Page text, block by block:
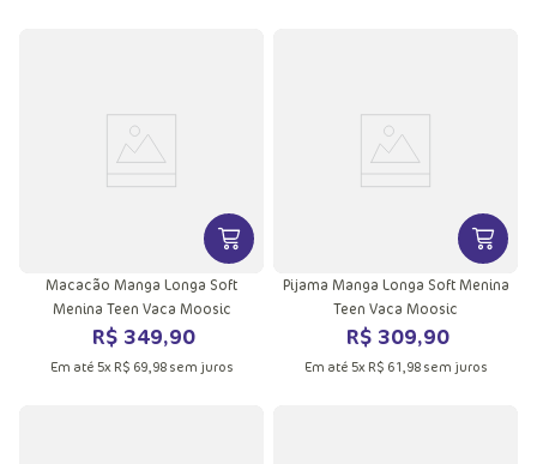
VER MAIS INFORMAÇÕES DO
Macacão Manga Longa Soft
Menina Teen Vaca Moosic
R$ 349,90
Em até 5x R$ 69,98sem juros
VER
Pijama Manga Longa Soft Menina
Teen Vaca Moosic
R$ 309,90
Em até 5x R$ 61,98sem juros